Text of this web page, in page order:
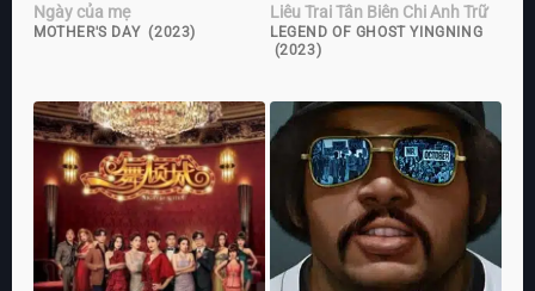
Ngày của mẹ
MOTHER'S DAY (2023)
Liêu Trai Tân Biên Chi Anh Trữ
LEGEND OF GHOST YINGNING
(2023)